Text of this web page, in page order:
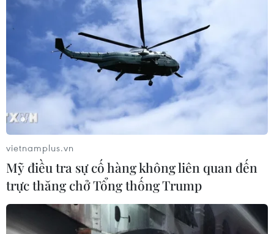
vietnamplus.vn
Mỹ điều tra sự cố hàng không liên quan đến
trực thăng chở Tổng thống Trump